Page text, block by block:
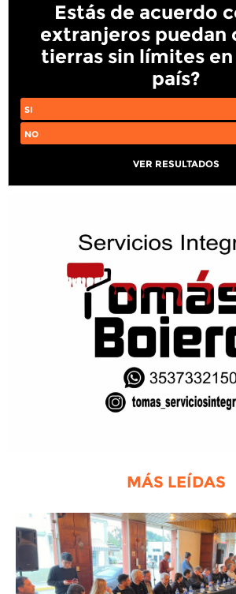
Estás de acuerdo
extranjeros puedan
tierras sin límites
país?
SI
NO
VER RESULTADOS
MÁS LEÍDAS